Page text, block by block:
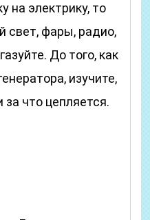
на электрику, то
свет, фары, радио,
До того, как
изучите,
за что цепляется.